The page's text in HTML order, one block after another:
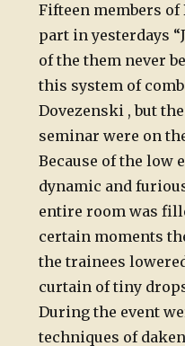
Fifteen members
part in yesterdays
of the them never
this system of
Dovezenski , but
seminar were on
Because of the low
dynamic and
entire room was
certain moments
the trainees
curtain of tiny
During the event
techniques of